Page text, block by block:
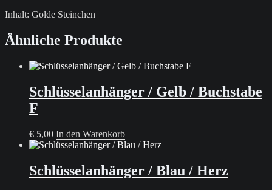
Inhalt: Golde Steinchen
Ähnliche Produkte
Schlüsselanhänger / Gelb / Buchstabe
F
€ 5,00 In den Warenkorb
Schlüsselanhänger / Blau / Herz